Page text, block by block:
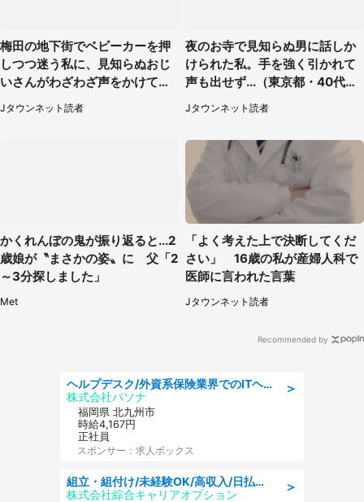
梅田の地下街でベビーカーを押
しつつ迷う私に、見知らぬおじ
いさんがわざわざ声をかけてき
て（兵庫県・30代女性）
Jタウンネット読者
夜のお寺で見知らぬ男に話しか
けられた私。手を強く引かれて
声も出せず...（東京都・40代女
Jタウンネット読者
かくれんぼの鬼が振り返ると...2
歳娘が〝まさかの姿〟に 父「2
～3分探しました」
Met
「よく考えた上で決断してくだ
さい」 16歳の私が産婦人科で
医師に言われた言葉
Jタウンネット読者
Recommended by
＞
ヘルプデスク/外資系保険業界でのITヘルプデスク業務/駅近/即日勤務可/ヘルプデスク
株式会社パソナ
福岡県 北九州市
時給4,167円
正社員
スポンサー：求人ボックス
＞
組立・組付け/未経験OK/高収入/日払いOK/寮費無料/交替制
株式会社綜合キャリアオプション